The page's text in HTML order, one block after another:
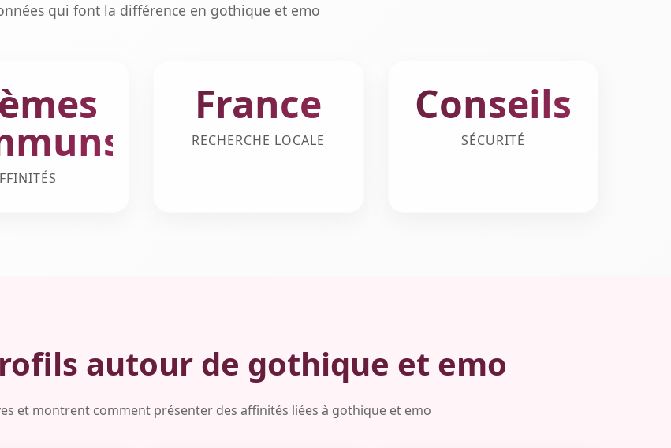
qui font la différence en gothique et emo
France
RECHERCHE LOCALE
Conseils
SÉCURITÉ
autour de gothique et emo
et montrent comment présenter des affinités liées à gothique et emo